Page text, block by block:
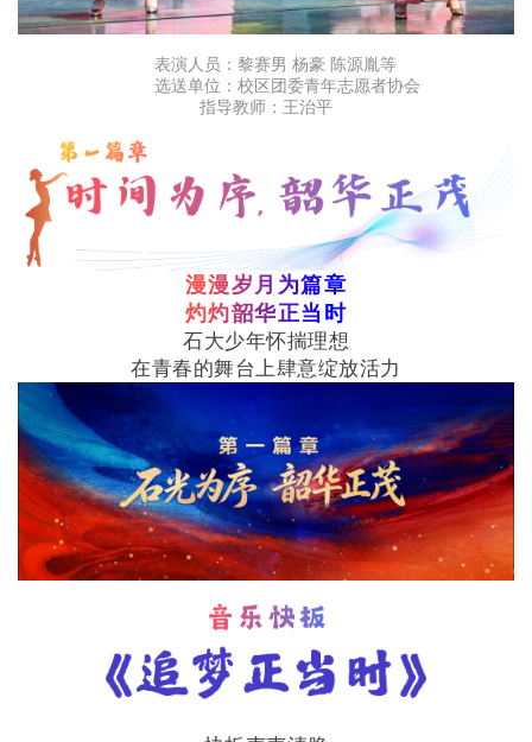
表演人员：黎赛男 杨豪 陈源胤等
选送单位：校区团委青年志愿者协会
指导教师：王治平
漫漫岁月为篇章
灼灼韶华正当时
石大少年怀揣理想
在青春的舞台上肆意绽放活力